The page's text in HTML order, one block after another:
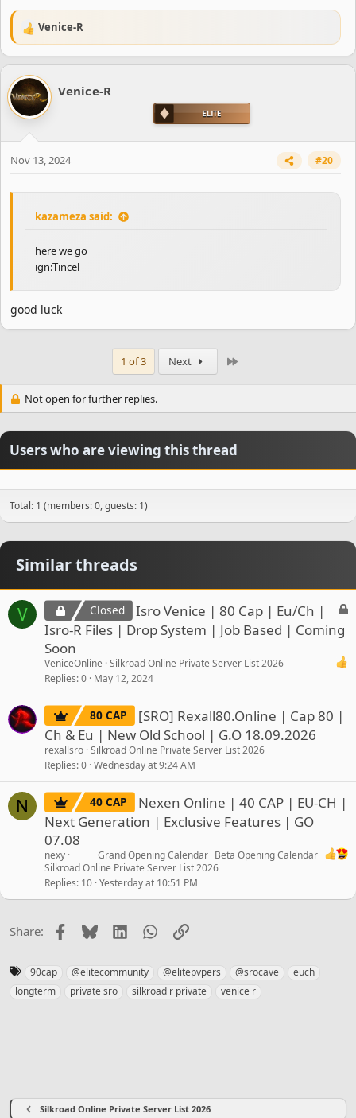
R
e
a
c
t
i
o
:
Venice-R
Venice-R
Nov 13, 2024 #20
kazameza said:
here we go
ign:Tincel
good luck
1 of 3 Next
Not open for further replies.
Users who are viewing this thread
Total: 1 (members: 0, guests: 1)
Similar threads
V
L
d
Closed
Isro Venice | 80 Cap | Eu/Ch |
Isro-R Files | Drop System | Job Based | Coming
Soon
VeniceOnline Silkroad Online Private Server List 2026
Replies 0 May 12, 2024
80 CAP
[SRO] Rexall80.Online | Cap 80 |
Ch & Eu | New Old School | G.O 18.09.2026
rexallsro Silkroad Online Private Server List 2026
Replies 0 Wednesday at 9:24 AM
N 40 CAP
Nexen Online | 40 CAP | EU-CH |
Next Generation | Exclusive Features | GO
07.08
Grand Opening Calendar Beta Opening Calendar
nexy
Silkroad Online Private Server List 2026
Replies 10 Yesterday at 10:51 PM
Share: Facebook
BlueskyLinkedInWhatsApp
Link
a
90cap @elitecommunity @elitepvpers @srocave
euch
longterm
private sro silkroad r private venice r
Silkroad Online Private Server List 2026